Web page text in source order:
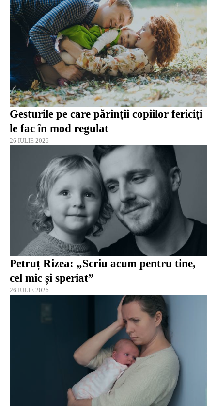
Gesturile pe care părinții copiilor fericiți
le fac în mod regulat
26 IULIE 2026
Petruț Rizea: „Scriu acum pentru tine,
cel mic și speriat”
26 IULIE 2026